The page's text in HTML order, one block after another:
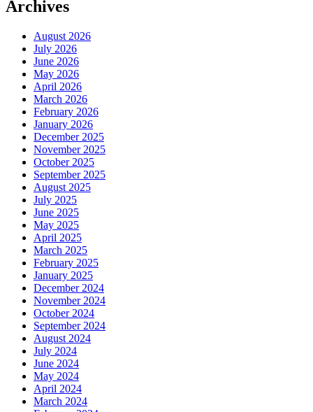
Archives
August 2026
July 2026
June 2026
May 2026
April 2026
March 2026
February 2026
January 2026
December 2025
November 2025
October 2025
September 2025
August 2025
July 2025
June 2025
May 2025
April 2025
March 2025
February 2025
January 2025
December 2024
November 2024
October 2024
September 2024
August 2024
July 2024
June 2024
May 2024
April 2024
March 2024